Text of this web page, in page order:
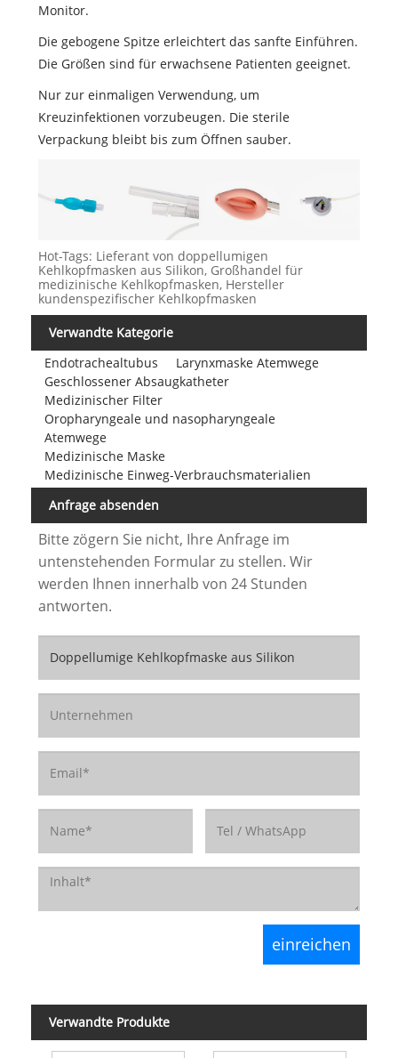
Monitor.
Die gebogene Spitze erleichtert das sanfte Einführen.
Die Größen sind für erwachsene Patienten geeignet.
Nur zur einmaligen Verwendung, um
Kreuzinfektionen vorzubeugen. Die sterile
Verpackung bleibt bis zum Öffnen sauber.
Hot-Tags: Lieferant von doppellumigen
Kehlkopfmasken aus Silikon, Großhandel für
medizinische Kehlkopfmasken, Hersteller
kundenspezifischer Kehlkopfmasken
Verwandte Kategorie
Endotrachealtubus
Larynxmaske Atemwege
Geschlossener Absaugkatheter
Medizinischer Filter
Oropharyngeale und nasopharyngeale
Atemwege
Medizinische Maske
Medizinische Einweg-Verbrauchsmaterialien
Anfrage absenden
Bitte zögern Sie nicht, Ihre Anfrage im
untenstehenden Formular zu stellen. Wir
werden Ihnen innerhalb von 24 Stunden
antworten.
Verwandte Produkte